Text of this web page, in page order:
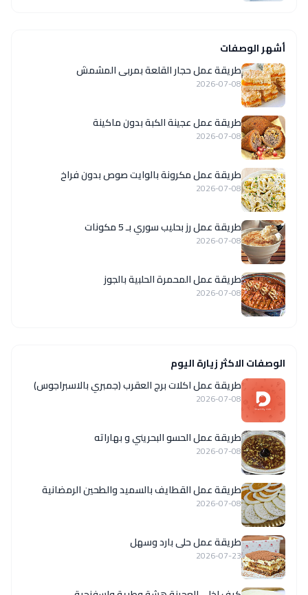
أشهر الوصفات
طريقة عمل حجار القلعة بمربى المشمش
2026-07-08
طريقة عمل عجينة الكبة بدون ماكينة
2026-07-08
طريقة عمل مكرونة بالوايت صوص بدون فراخ
2026-07-08
طريقة عمل رز بحليب سوري بـ 5 مكونات
2026-07-08
طريقة عمل المحمرة الحلبية بالجوز
2026-07-08
الوصفات الاكثر زيارة اليوم
طريقة عمل اكلات برج العقرب (جمبري بالاسبراجوس)
2026-07-08
طريقة عمل الحسو البحريني و بهاراته
2026-07-08
طريقة عمل القطايف بالسميد والطحين الرمضانية
2026-07-08
طريقة عمل حلى بارد وسهل
2026-07-23